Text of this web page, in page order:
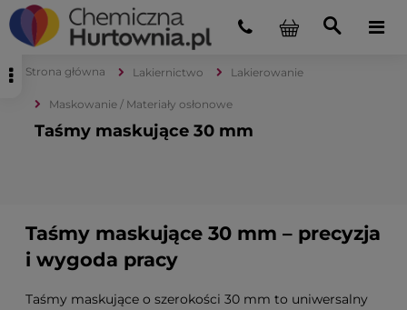
Strona główna Lakiernictwo Lakierowanie
Maskowanie / Materiały osłonowe
Taśmy maskujące 30 mm
Taśmy maskujące 30 mm – precyzja
i wygoda pracy
Taśmy maskujące o szerokości 30 mm to uniwersalny